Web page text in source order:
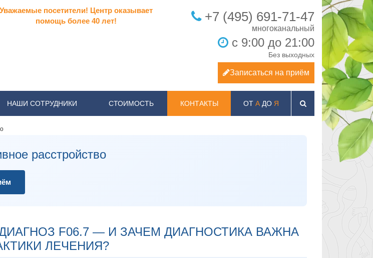
Уважаемые посетители! Центр оказывает
помощь более 40 лет!
+7 (495) 691-71-47
с 9:00 до 21:00
Без выходных
Записаться на приём
НАШИ СОТРУДНИКИ СТОИМОСТЬ КОНТАКТЫ ОТ АДО Я
расстройство
F06.7 — И ЗАЧЕМ ДИАГНОСТИКА ВАЖНА
ЛЕЧЕНИЯ?